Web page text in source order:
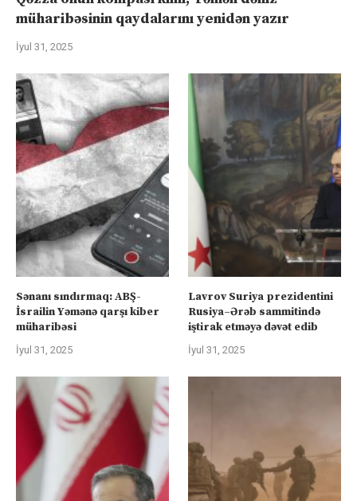
müharibəsinin qaydalarını yenidən yazır
İyul 31, 2025
Sənanı sındırmaq: ABŞ-
İsrailin Yəmənə qarşı kiber
müharibəsi
İyul 31, 2025
Lavrov Suriya prezidentini
Rusiya–Ərəb sammitində
iştirak etməyə dəvət edib
İyul 31, 2025